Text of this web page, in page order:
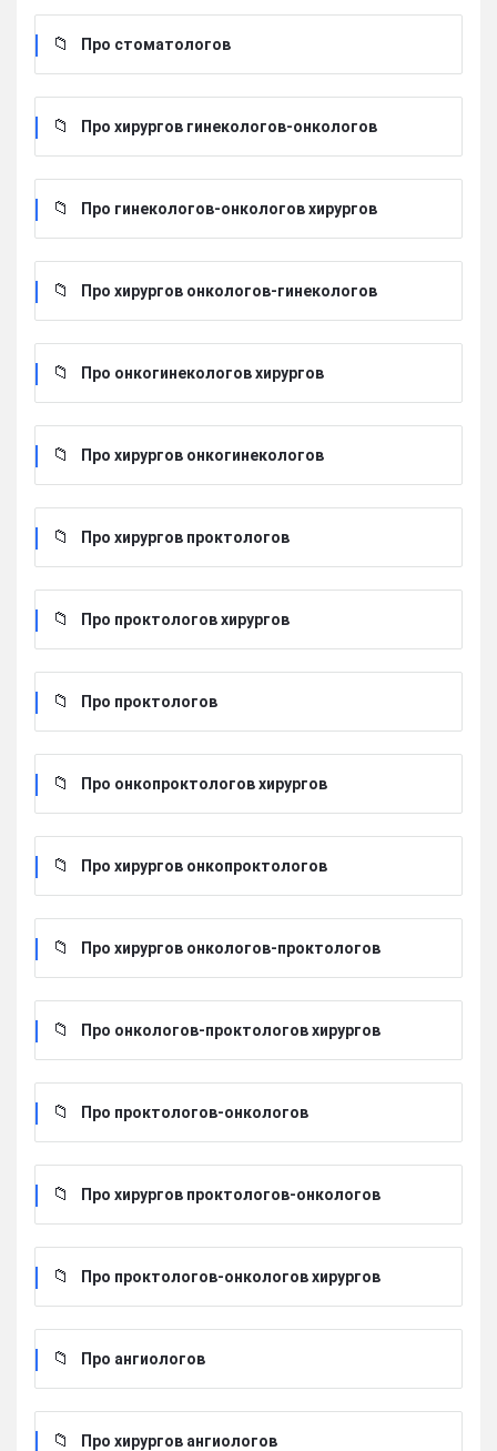
Про стоматологов
Про хирургов гинекологов-онкологов
Про гинекологов-онкологов хирургов
Про хирургов онкологов-гинекологов
Про онкогинекологов хирургов
Про хирургов онкогинекологов
Про хирургов проктологов
Про проктологов хирургов
Про проктологов
Про онкопроктологов хирургов
Про хирургов онкопроктологов
Про хирургов онкологов-проктологов
Про онкологов-проктологов хирургов
Про проктологов-онкологов
Про хирургов проктологов-онкологов
Про проктологов-онкологов хирургов
Про ангиологов
Про хирургов ангиологов